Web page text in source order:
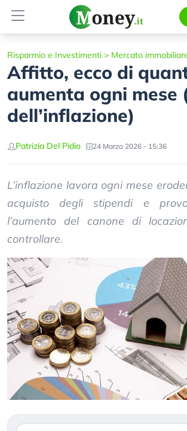
Risparmio e Investimenti > Mercato
Affitto, ecco di
aumenta ogni mese
dell’inflazione)
Patrizia Del Pidio 24 Marzo 2026 - 15:36
L’inflazione lavora ogni mese
acquisto degli stipendi e
l’aumento del canone di
controllare.